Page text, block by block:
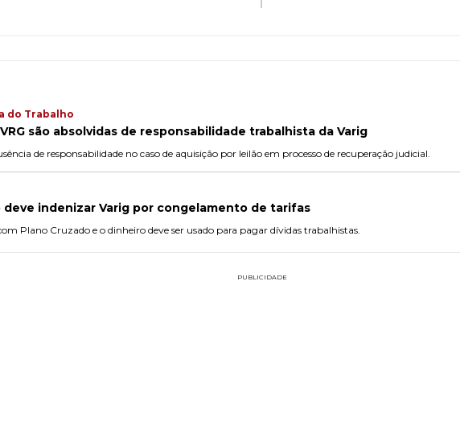
do Trabalho
são absolvidas de responsabilidade trabalhista da Varig
de responsabilidade no caso de aquisição por leilão em processo de recuperação judicial.
deve indenizar Varig por congelamento de tarifas
Plano Cruzado e o dinheiro deve ser usado para pagar dívidas trabalhistas.
PUBLICIDADE